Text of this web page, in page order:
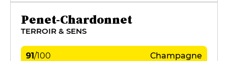
Penet-Chardonnet
TERROIR & SENS
91/100 Champagne